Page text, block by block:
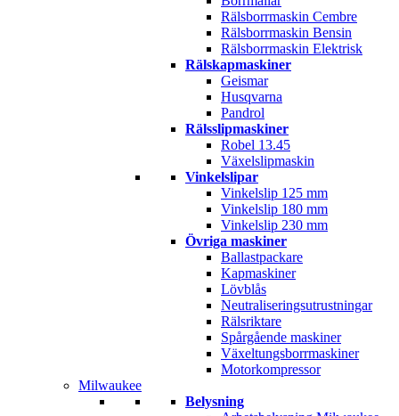
Rälsborrmaskin Cembre
Rälsborrmaskin Bensin
Rälsborrmaskin Elektrisk
Rälskapmaskiner
Geismar
Husqvarna
Pandrol
Rälsslipmaskiner
Robel 13.45
Växelslipmaskin
Vinkelslipar
Vinkelslip 125 mm
Vinkelslip 180 mm
Vinkelslip 230 mm
Övriga maskiner
Ballastpackare
Kapmaskiner
Lövblås
Neutraliseringsutrustningar
Rälsriktare
Spårgående maskiner
Växeltungsborrmaskiner
Motorkompressor
Milwaukee
Belysning